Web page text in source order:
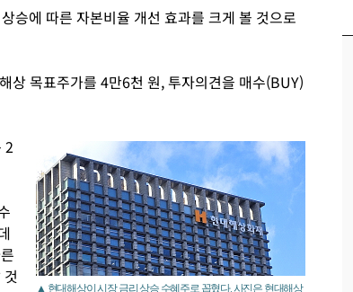
승에 따른 자본비율 개선 효과를 크게 볼 것으로
상 목표주가를 4만6천 원, 투자의견을 매수(BUY)
▲ 현대해상이 시장 금리 상승 수혜주로 꼽혔다. 사진은 현대해상
2